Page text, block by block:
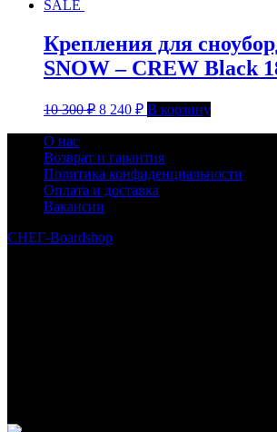
SALE
Крепления для
SNOW – CREW Black
10 300₽ 8 240 ₽ В корзину
О нас
Возврат и гарантия
Политика конфиденциальности
Оплата и доставка
Вакансии
СНЕГ-Boardshop